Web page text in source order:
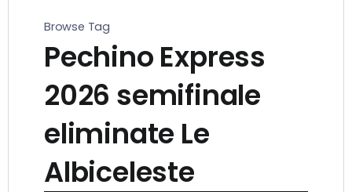
Browse Tag
Pechino Express
2026 semifinale
eliminate Le
Albiceleste